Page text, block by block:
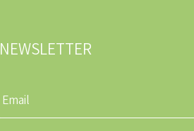
NEWSLETTER
Entrez
une